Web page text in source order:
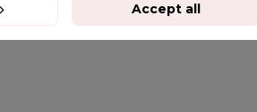
Accept all